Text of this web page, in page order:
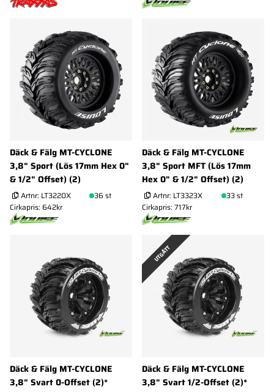
Däck & Fälg MT-CYCLONE
3,8" Sport (Lös 17mm Hex 0"
& 1/2" Offset) (2)
Artnr: LT3220X
36 st
Cirkapris: 642kr
Däck & Fälg MT-CYCLONE
3,8" Sport MFT (Lös 17mm
Hex 0" & 1/2" Offset) (2)
Artnr: LT3323X
33 st
Cirkapris: 717kr
Däck & Fälg MT-CYCLONE
3,8" Svart 0-Offset (2)*
UTGÅTT
Däck & Fälg MT-CYCLONE
3,8" Svart 1/2-Offset (2)*